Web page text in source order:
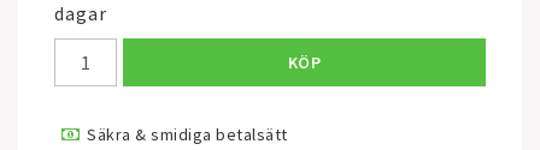
dagar
KÖP
Säkra & smidiga betalsätt